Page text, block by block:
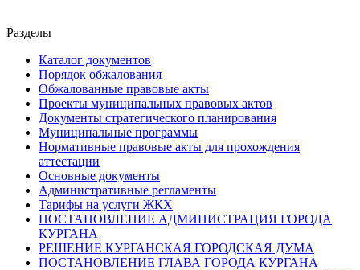
Разделы
Каталог документов
Порядок обжалования
Обжалованные правовые акты
Проекты муниципальных правовых актов
Документы стратегического планирования
Муниципальные программы
Нормативные правовые акты для прохождения
аттестации
Основные документы
Административные регламенты
Тарифы на услуги ЖКХ
ПОСТАНОВЛЕНИЕ АДМИНИСТРАЦИЯ ГОРОДА
КУРГАНА
РЕШЕНИЕ КУРГАНСКАЯ ГОРОДСКАЯ ДУМА
ПОСТАНОВЛЕНИЕ ГЛАВА ГОРОДА КУРГАНА